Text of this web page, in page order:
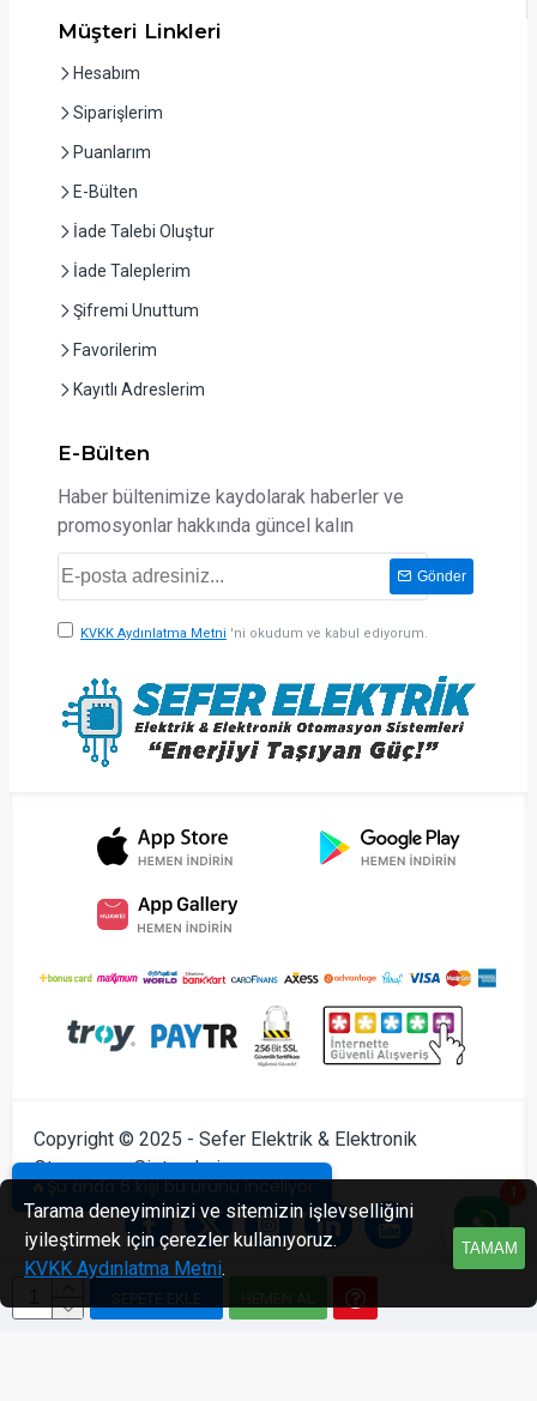
SEPETE EKLE
🔥Şu anda 6 kişi bu ürünü inceliyor
Müşteri Linkleri
Hesabım
Siparişlerim
Puanlarım
E-Bülten
İade Talebi Oluştur
İade Taleplerim
Şifremi Unuttum
Favorilerim
Kayıtlı Adreslerim
E-Bülten
Haber bültenimize kaydolarak haberler ve
promosyonlar hakkında güncel kalın
Gönder
KVKK Aydınlatma Metni 'ni okudum ve kabul ediyorum.
Copyright © 2025 - Sefer Elektrik & Elektronik
Otomasyon Sistemleri
TAMAM
Tarama deneyiminizi ve sitemizin işlevselliğini
iyileştirmek için çerezler kullanıyoruz.
KVKK Aydınlatma Metni.